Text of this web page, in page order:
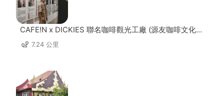
CAFE!N x DICKIES 聯名咖啡觀光工廠 (源友咖啡文化園
區) 7.24 公里